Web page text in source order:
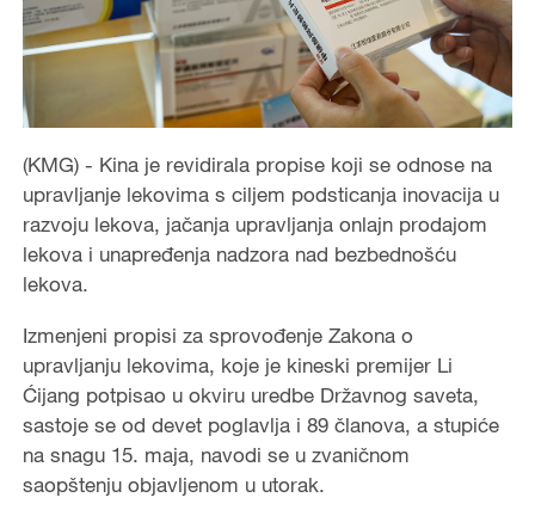
(KMG) - Kina je revidirala propise koji se odnose na
upravljanje lekovima s ciljem podsticanja inovacija u
razvoju lekova, jačanja upravljanja onlajn prodajom
lekova i unapređenja nadzora nad bezbednošću
lekova.
Izmenjeni propisi za sprovođenje Zakona o
upravljanju lekovima, koje je kineski premijer Li
Ćijang potpisao u okviru uredbe Državnog saveta,
sastoje se od devet poglavlja i 89 članova, a stupiće
na snagu 15. maja, navodi se u zvaničnom
saopštenju objavljenom u utorak.